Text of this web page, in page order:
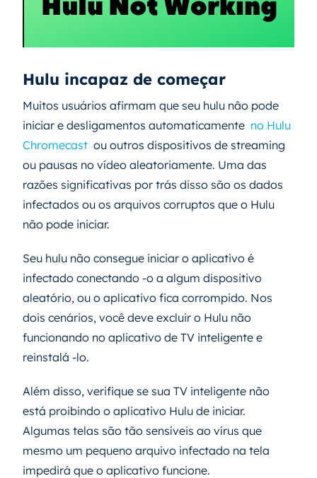
Hulu incapaz de começar
Muitos usuários afirmam que seu hulu não pode
iniciar e desligamentos automaticamente no Hulu
Chromecast ou outros dispositivos de streaming
ou pausas no vídeo aleatoriamente. Uma das
razões significativas por trás disso são os dados
infectados ou os arquivos corruptos que o Hulu
não pode iniciar.
Seu hulu não consegue iniciar o aplicativo é
infectado conectando -o a algum dispositivo
aleatório, ou o aplicativo fica corrompido. Nos
dois cenários, você deve excluir o Hulu não
funcionando no aplicativo de TV inteligente e
reinstalá -lo.
Além disso, verifique se sua TV inteligente não
está proibindo o aplicativo Hulu de iniciar.
Algumas telas são tão sensíveis ao vírus que
mesmo um pequeno arquivo infectado na tela
impedirá que o aplicativo funcione.